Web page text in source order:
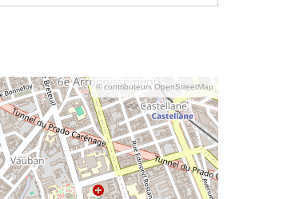
© contributeurs OpenStreetMap